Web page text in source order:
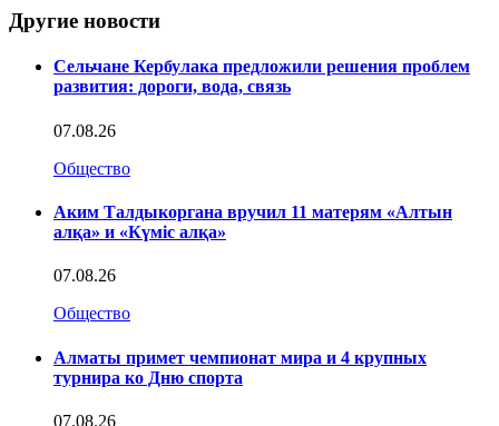
Другие новости
Сельчане Кербулака предложили решения проблем
развития: дороги, вода, связь
07.08.26
Общество
Аким Талдыкоргана вручил 11 матерям «Алтын
алқа» и «Күміс алқа»
07.08.26
Общество
Алматы примет чемпионат мира и 4 крупных
турнира ко Дню спорта
07.08.26